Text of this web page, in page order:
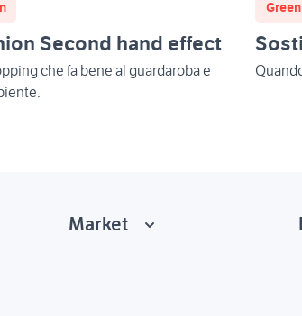
Second hand effect
che fa bene al guardaroba e
Green
Market